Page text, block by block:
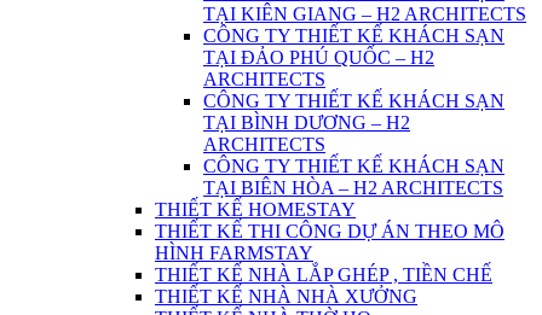
TẠI KIÊN GIANG – H2 ARCHITECTS
CÔNG TY THIẾT KẾ KHÁCH SẠN
TẠI ĐẢO PHÚ QUỐC – H2
ARCHITECTS
CÔNG TY THIẾT KẾ KHÁCH SẠN
TẠI BÌNH DƯƠNG – H2
ARCHITECTS
CÔNG TY THIẾT KẾ KHÁCH SẠN
TẠI BIÊN HÒA – H2 ARCHITECTS
THIẾT KẾ HOMESTAY
THIẾT KẾ THI CÔNG DỰ ÁN THEO MÔ
HÌNH FARMSTAY
THIẾT KẾ NHÀ LẮP GHÉP , TIỀN CHẾ
THIẾT KẾ NHÀ NHÀ XƯỞNG